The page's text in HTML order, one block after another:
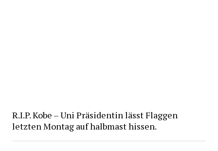
R.I.P. Kobe – Uni Präsidentin lässt Flaggen
letzten Montag auf halbmast hissen.